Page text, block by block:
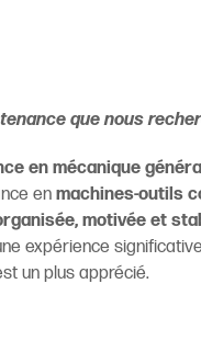
que nous
en mécanique
en machines-outils
motivée et
expérience
un plus apprécié.